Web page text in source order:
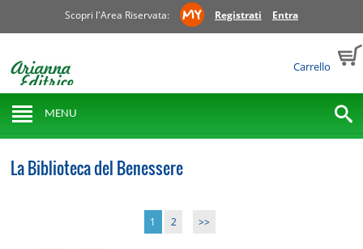
Scopri l'Area Riservata: Registrati Entra
Carrello
MENU
La Biblioteca del Benessere
1 2 >>